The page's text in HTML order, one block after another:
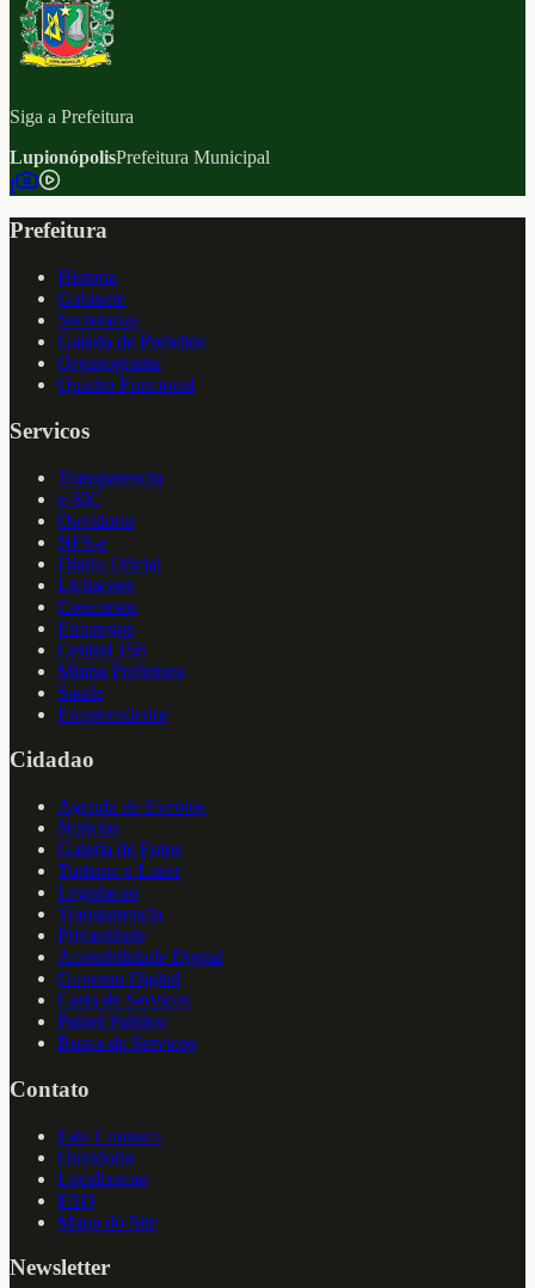
Siga a Prefeitura
LupionópolisPrefeitura Municipal
f
Prefeitura
Historia
Gabinete
Secretarias
Galeria de Prefeitos
Organograma
Quadro Funcional
Servicos
Transparencia
e-SIC
Ouvidoria
NFS-e
Diario Oficial
Licitacoes
Concursos
Empregos
Central 156
Minha Prefeitura
Saude
Empreendedor
Cidadao
Agenda de Eventos
Noticias
Galeria de Fotos
Turismo e Lazer
Legislacao
Transparencia
Privacidade
Acessibilidade Digital
Governo Digital
Carta de Servicos
Painel Publico
Busca de Servicos
Contato
Fale Conosco
Ouvidoria
Localizacao
FAQ
Mapa do Site
Newsletter